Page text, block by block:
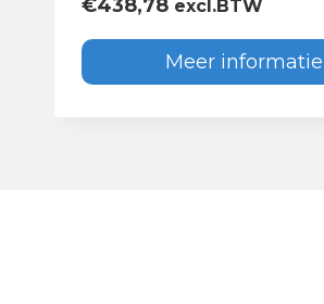
€438,78 excl.BTW
Meer informatie